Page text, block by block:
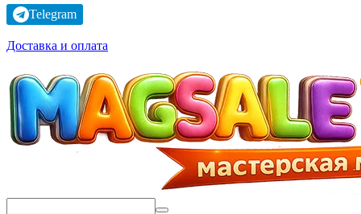
Telegram
Доставка и оплата